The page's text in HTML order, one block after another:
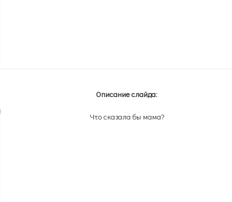
Описание слайда:
Что сказала бы мама?